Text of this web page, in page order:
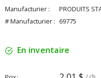
Manufacturier :
PRODUITS
# Manufacturier : 69775
En inventaire